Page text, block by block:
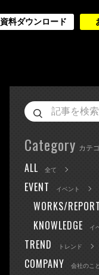
資料ダウンロード
Category カテ
ALL 全て
EVENT イベント
WORKS/REPORT
KNOWLEDGE イ
TREND トレンド
COMPANY 会社のこと